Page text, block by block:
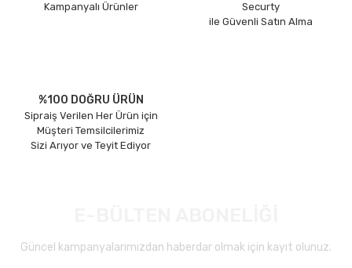
Kampanyalı Ürünler
Securty
ile Güvenli Satın Alma
%100 DOĞRU ÜRÜN
Sipraiş Verilen Her Ürün için
Müşteri Temsilcilerimiz
Sizi Arıyor ve Teyit Ediyor
Güncel kampanyalarımızdan haberdar olmak için kayıt olunuz.